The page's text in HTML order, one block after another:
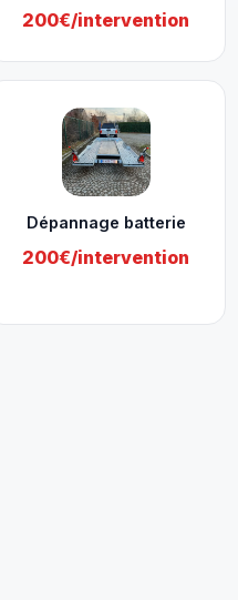
200€/intervention
Dépannage batterie
200€/intervention